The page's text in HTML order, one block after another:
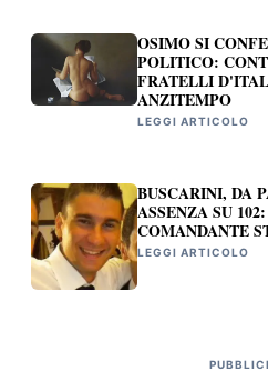
OSIMO SI
POLITICO:
FRATELLI
ANZITEMPO
LEGGI ARTICOLO
BUSCARINI, DA
ASSENZA SU
COMANDANTE
LEGGI ARTICOLO